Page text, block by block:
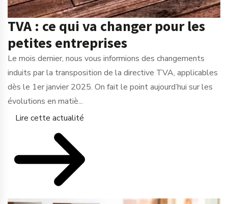
TVA : ce qui va changer pour les
petites entreprises
Le mois dernier, nous vous informions des changements
induits par la transposition de la directive TVA, applicables
dès le 1er janvier 2025. On fait le point aujourd’hui sur les
évolutions en matiè...
Lire cette actualité